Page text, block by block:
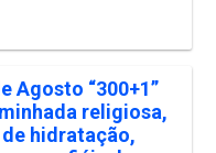
Agosto “300+1”
religiosa,
hidratação,